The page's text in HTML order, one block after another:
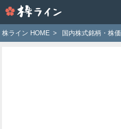
イ
ン
株ライン HOME > 国内株式銘柄・株価